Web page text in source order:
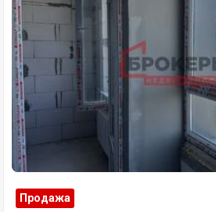
Продажа